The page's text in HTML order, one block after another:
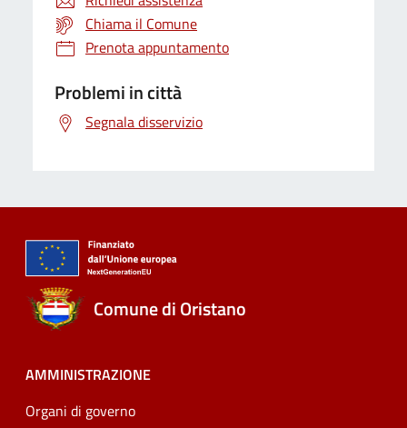
Chiama il Comune
Prenota appuntamento
Problemi in città
Segnala disservizio
Comune di Oristano
AMMINISTRAZIONE
Organi di governo